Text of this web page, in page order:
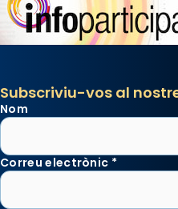
Subscriviu-vos al
Nom
Correu electrònic *